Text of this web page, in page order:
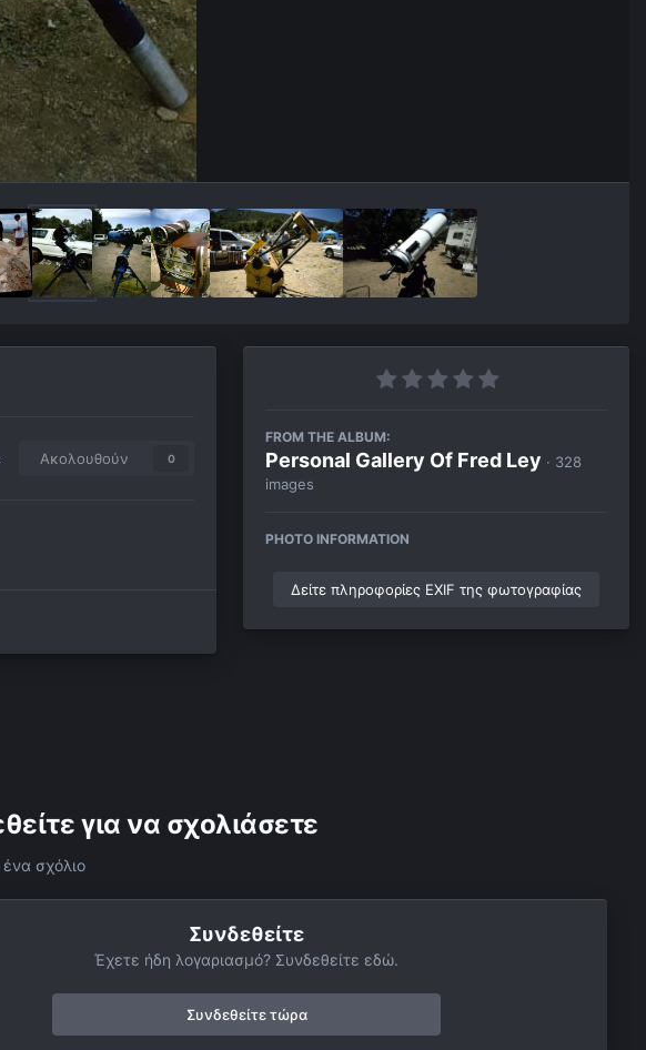
Ακολουθούν 0
FROM THE ALBUM:
Personal Gallery Of Fred Ley · 328
images
PHOTO INFORMATION
Δείτε πληροφορίες EXIF της φωτογραφίας
για να σχολιάσετε
σχόλιο
Συνδεθείτε
Έχετε ήδη λογαριασμό? Συνδεθείτε εδώ.
Συνδεθείτε τώρα